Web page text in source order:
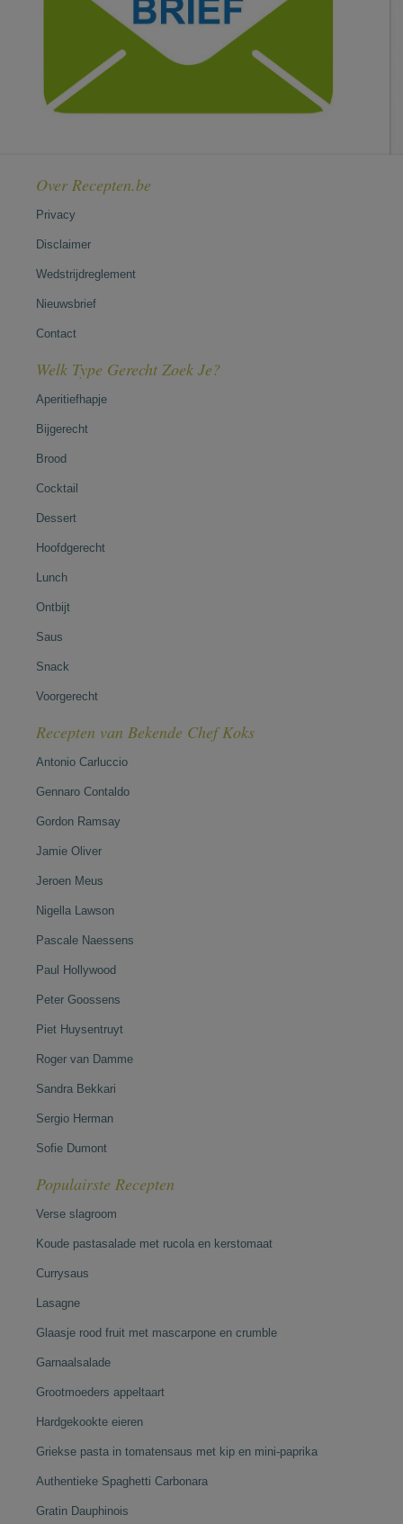
Over Recepten.be
Privacy
Disclaimer
Wedstrijdreglement
Nieuwsbrief
Contact
Welk Type Gerecht Zoek Je?
Aperitiefhapje
Bijgerecht
Brood
Cocktail
Dessert
Hoofdgerecht
Lunch
Ontbijt
Saus
Snack
Voorgerecht
Recepten van Bekende Chef Koks
Antonio Carluccio
Gennaro Contaldo
Gordon Ramsay
Jamie Oliver
Jeroen Meus
Nigella Lawson
Pascale Naessens
Paul Hollywood
Peter Goossens
Piet Huysentruyt
Roger van Damme
Sandra Bekkari
Sergio Herman
Sofie Dumont
Populairste Recepten
Verse slagroom
Koude pastasalade met rucola en kerstomaat
Currysaus
Lasagne
Glaasje rood fruit met mascarpone en crumble
Garnaalsalade
Grootmoeders appeltaart
Hardgekookte eieren
Griekse pasta in tomatensaus met kip en mini-paprika
Authentieke Spaghetti Carbonara
Gratin Dauphinois